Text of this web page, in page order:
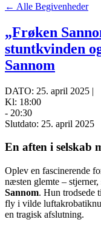
← Alle Begivenheder
„Frøken
stuntkvinden
Sannom
DATO: 25. april 2025 |
Kl: 18:00
- 20:30
Slutdato: 25. april 2025
En aften i selskab
Oplev en fascinerende
næsten glemte –
Sannom. Hun trodsede
fly i vilde
en tragisk afslutning.